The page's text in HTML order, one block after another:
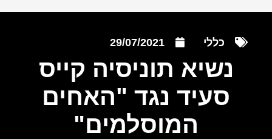
כללי 29/07/2021
נשיא תוניסיה קייס
סעיד נגד "האחים
המוסלמים"